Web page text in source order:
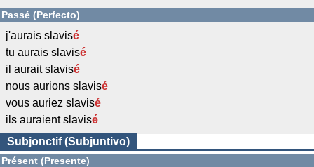
Passé (Perfecto)
j'aurais slavisé
tu aurais slavisé
il aurait slavisé
nous aurions slavisé
vous auriez slavisé
ils auraient slavisé
Subjonctif (Subjuntivo)
Présent (Presente)